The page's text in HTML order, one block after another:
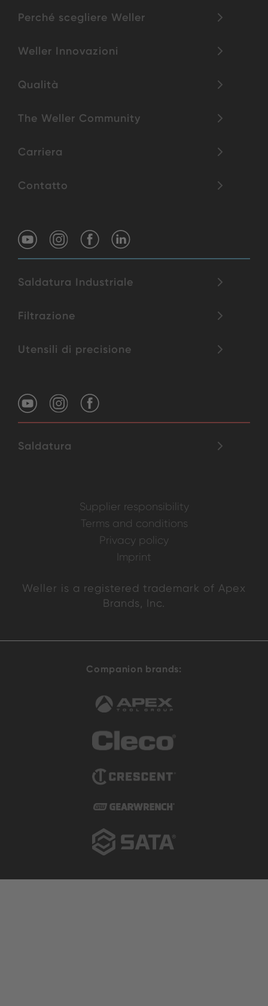
Perché scegliere Weller
Weller Innovazioni
Qualità
The Weller Community
Carriera
Contatto
Saldatura Industriale
Filtrazione
Utensili di precisione
Saldatura
Supplier responsibility
Terms and conditions
Privacy policy
Imprint
Weller is a registered trademark of Apex
Brands, Inc.
Companion brands: